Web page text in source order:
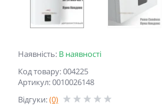
Наявність: В наявності
Код товару: 004225
Артикул: 0010026148
Відгуки:(0)